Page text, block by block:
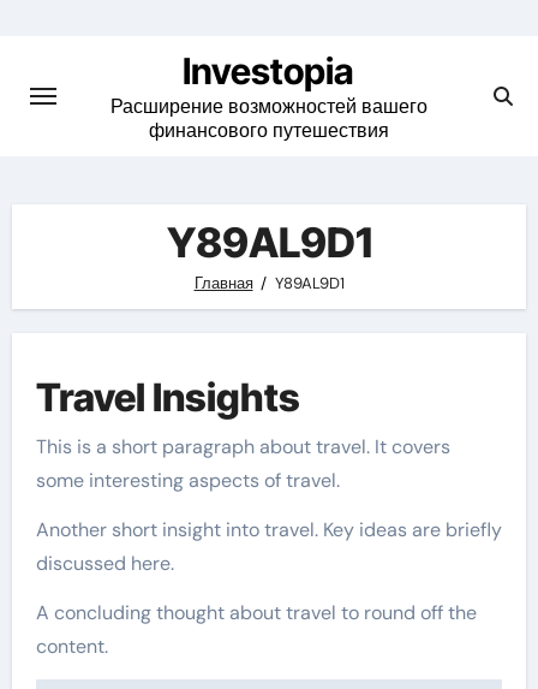
content
Investopia
Расширение возможностей вашего
финансового путешествия
Y89AL9D1
Главная Y89AL9D1
Travel Insights
This is a short paragraph about travel. It covers
some interesting aspects of travel.
Another short insight into travel. Key ideas are briefly
discussed here.
A concluding thought about travel to round off the
content.